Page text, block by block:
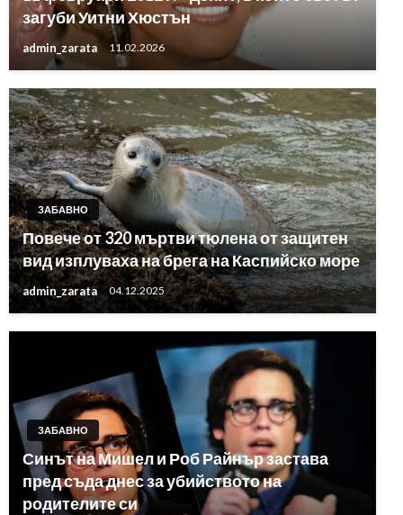
загуби Уитни Хюстън
admin_zarata 11.02.2026
ЗАБАВНО
Повече от 320 мъртви тюлена от защитен
вид изплуваха на брега на Каспийско море
admin_zarata 04.12.2025
ЗАБАВНО
Синът на Мишел и Роб Райнър застава
пред съда днес за убийството на
родителите си